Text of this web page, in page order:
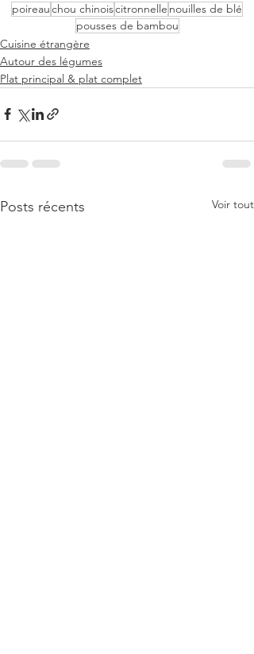
poireauchou chinoiscitronnelle nouilles de blé
pousses de bambou
Cuisine étrangère
Autour des légumes
Plat principal & plat complet
Posts récents Voir tout